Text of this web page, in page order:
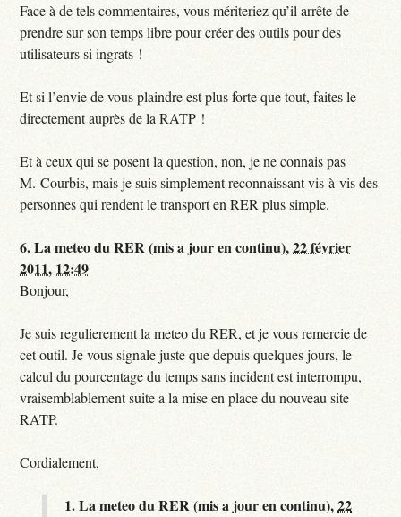
Face à de tels commentaires, vous mériteriez qu’il arrête de
prendre sur son temps libre pour créer des outils pour des
utilisateurs si ingrats !
Et si l’envie de vous plaindre est plus forte que tout, faites le
directement auprès de la RATP !
Et à ceux qui se posent la question, non, je ne connais pas
M. Courbis, mais je suis simplement reconnaissant vis-à-vis des
personnes qui rendent le transport en RER plus simple.
6.La meteo du RER (mis a jour en continu),22 février
2011, 12:49
Bonjour,
Je suis regulierement la meteo du RER, et je vous remercie de
cet outil. Je vous signale juste que depuis quelques jours, le
calcul du pourcentage du temps sans incident est interrompu,
vraisemblablement suite a la mise en place du nouveau site
RATP.
Cordialement,
1.La meteo du RER (mis a jour en continu),22